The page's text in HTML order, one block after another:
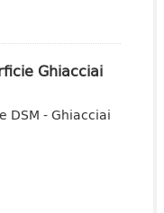
Ghiacciai
DSM - Ghiacciai